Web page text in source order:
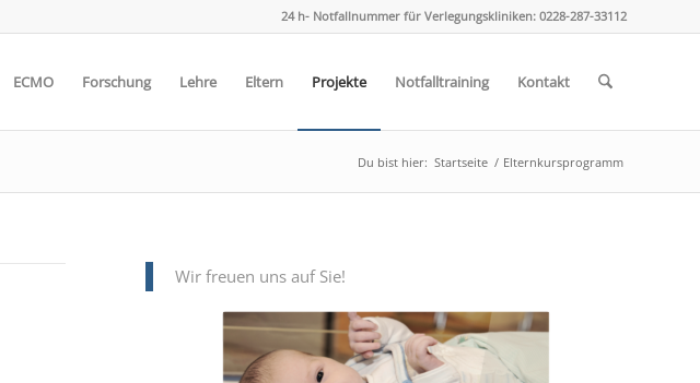
24 h- Notfallnummer für Verlegungskliniken: 0228-287-33112
ECMO Forschung Lehre Eltern Projekte Notfalltraining Kontakt
Du bist hier: Startseite / Elternkursprogramm
Wir freuen uns auf Sie!